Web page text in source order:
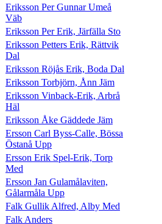
Eriksson Per Gunnar Umeå
Väb
Eriksson Per Erik, Järfälla Sto
Eriksson Petters Erik, Rättvik
Dal
Eriksson Röjås Erik, Boda Dal
Eriksson Torbjörn, Ånn Jäm
Eriksson Vinback-Erik, Arbrå
Häl
Eriksson Åke Gäddede Jäm
Ersson Carl Byss-Calle, Bössa
Östanå Upp
Ersson Erik Spel-Erik, Torp
Med
Ersson Jan Gulamålaviten,
Gålarmåla Upp
Falk Gullik Alfred, Alby Med
Falk Anders